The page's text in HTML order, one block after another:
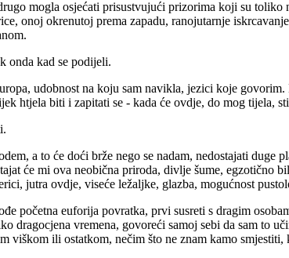
mogla osjećati prisustvujući prizorima koji su
onoj okrenutoj prema zapadu, ranojutarnje
onda kad se podijeli.
udobnost na koju sam navikla, jezici koje
htjela biti i zapitati se - kada će ovdje, do mog tijela,
a to će doći brže nego se nadam, nedostajati
će mi ova neobična priroda, divlje šume, egzotično
jutra ovdje, viseće ležaljke, glazba, mogućnost
početna euforija povratka, prvi susreti s dragim
dragocjena vremena, govoreći samoj sebi da sam to
viškom ili ostatkom, nečim što ne znam kamo smjestiti,